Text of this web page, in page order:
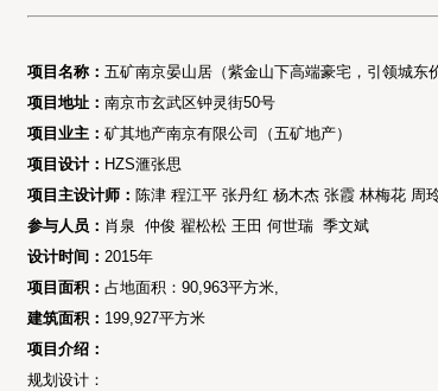
项目名称： 五矿南京晏山居（紫金山下高端豪宅，引领城东
项目地址： 南京市玄武区钟灵街50号
项目业主： 矿其地产南京有限公司（五矿地产）
项目设计： HZS滙张思
项目主设计师： 陈津 程江平 张丹红 杨木杰 张霞 林梅花 周
参与人员： 肖泉 仲俊 翟松松 王田 何世瑞 季文斌
设计时间： 2015年
项目面积： 占地面积：90,963平方米,
建筑面积： 199,927平方米
项目介绍：
规划设计：